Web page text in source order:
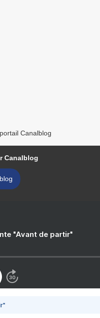
Canalblog
Canalblog
"Avant de partir"